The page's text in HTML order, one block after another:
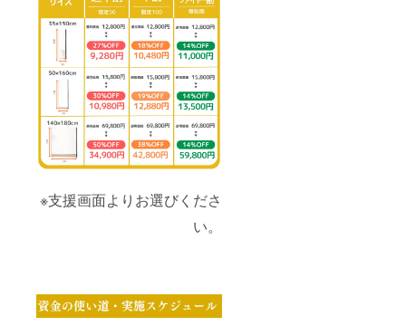
※支援画面よりお選びくださ
い。